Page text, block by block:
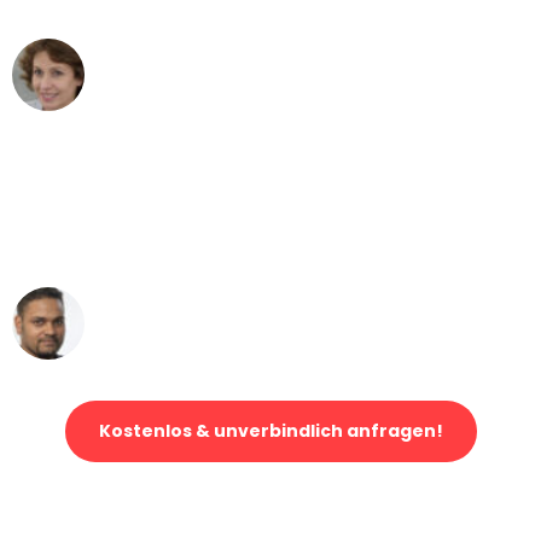
Kostenlos & unverbindlich anfragen!